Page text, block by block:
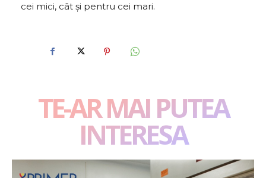
cei mici, cât și pentru cei mari.
TE-AR MAI PUTEA
INTERESA